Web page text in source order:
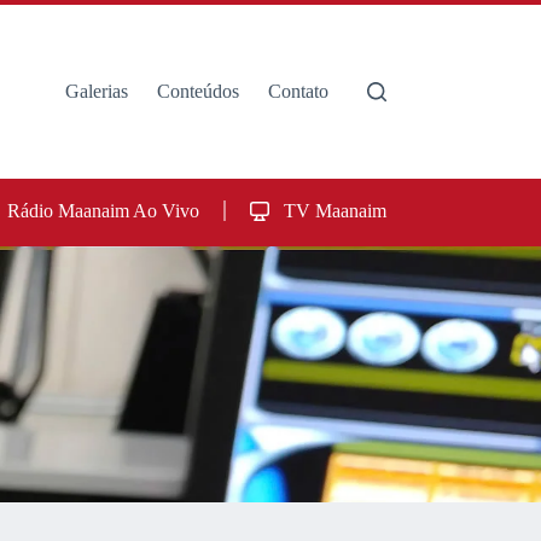
Galerias Conteúdos Contato
Rádio Maanaim Ao Vivo TV Maanaim